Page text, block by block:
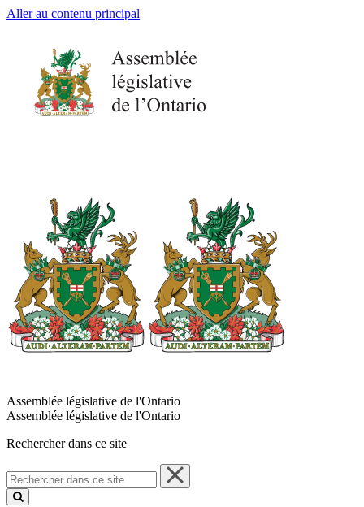
Aller au contenu principal
Assemblée législative de l'Ontario
Assemblée législative de l'Ontario
Rechercher dans ce site
Rechercher
dans
ce